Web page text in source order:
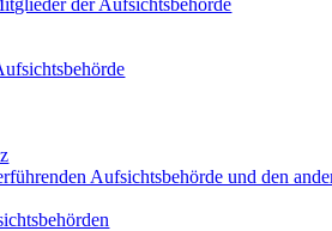
Aufsichtsbehörde und den